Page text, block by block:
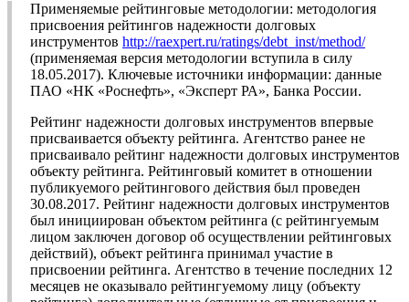
Применяемые рейтинговые методологии: методология
присвоения рейтингов надежности долговых
инструментов http://raexpert.ru/ratings/debt_inst/method/
(применяемая версия методологии вступила в силу
18.05.2017). Ключевые источники информации: данные
ПАО «НК «Роснефть», «Эксперт РА», Банка России.
Рейтинг надежности долговых инструментов впервые
присваивается объекту рейтинга. Агентство ранее не
присваивало рейтинг надежности долговых инструментов
объекту рейтинга. Рейтинговый комитет в отношении
публикуемого рейтингового действия был проведен
30.08.2017. Рейтинг надежности долговых инструментов
был инициирован объектом рейтинга (с рейтингуемым
лицом заключен договор об осуществлении рейтинговых
действий), объект рейтинга принимал участие в
присвоении рейтинга. Агентство в течение последних 12
месяцев не оказывало рейтингуемому лицу (объекту